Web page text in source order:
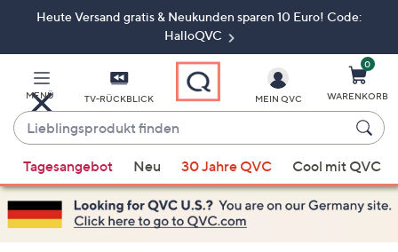
ZumHeute Versand gratis & Neukunden sparen 10 Euro! Code:
HalloQVC
MENÜ TV-RÜCKBLICK
Lieblingsprodukt
finden
Vorschläge
verfügbar
sind,
verwenden
MEIN QVC
0
WARENKORB
Tagesangebot Neu 30 Jahre QVC Cool mit QVC